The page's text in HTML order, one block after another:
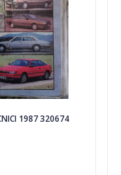
1987 320674